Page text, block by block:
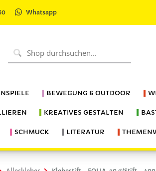
Whatsapp
BEWEGUNG & OUTDOOR
KREATIVES GESTALTEN
SCHMUCK LITERATUR